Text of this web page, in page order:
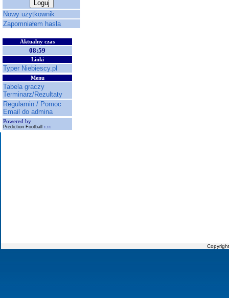
Nowy użytkownik
Zapomniałem hasła
Aktualny czas
08:59
Linki
Typer Niebiescy.pl
Menu
Tabela graczy
Terminarz/Rezultaty
Regulamin / Pomoc
Email do admina
Powered by
Prediction Football 1.11